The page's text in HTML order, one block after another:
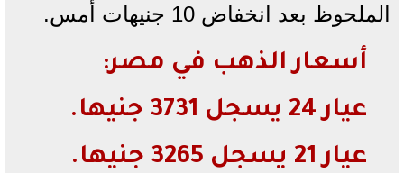
الملحوظ بعد انخفاض 10 جنيهات أمس.
أسعار الذهب في مصر:
عيار 24 يسجل 3731 جنيها.
عيار 21 يسجل 3265 جنيها.